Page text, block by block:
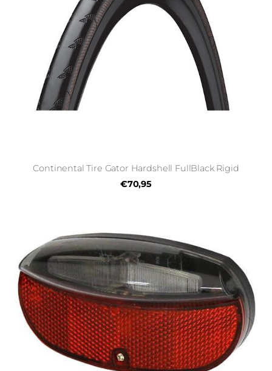
Continental Tire Gator Hardshell FullBlack Rigid
€70,95